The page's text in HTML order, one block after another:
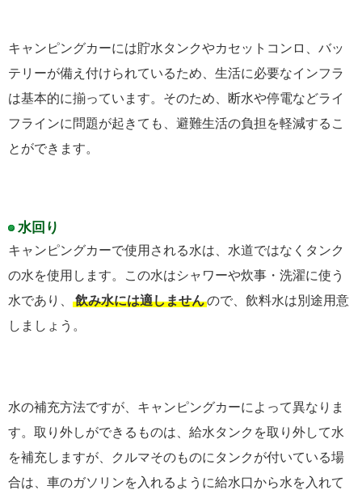
キャンピングカーには貯水タンクやカセットコンロ、バッ
テリーが備え付けられているため、生活に必要なインフラ
は基本的に揃っています。そのため、断水や停電などライ
フラインに問題が起きても、避難生活の負担を軽減するこ
とができます。
水回り
キャンピングカーで使用される水は、水道ではなくタンク
の水を使用します。この水はシャワーや炊事・洗濯に使う
水であり、
飲み水には適しませんので、飲料水は別途用意
しましょう。
水の補充方法ですが、キャンピングカーによって異なりま
す。取り外しができるものは、給水タンクを取り外して水
を補充しますが、クルマそのものにタンクが付いている場
合は、車のガソリンを入れるように給水口から水を入れて